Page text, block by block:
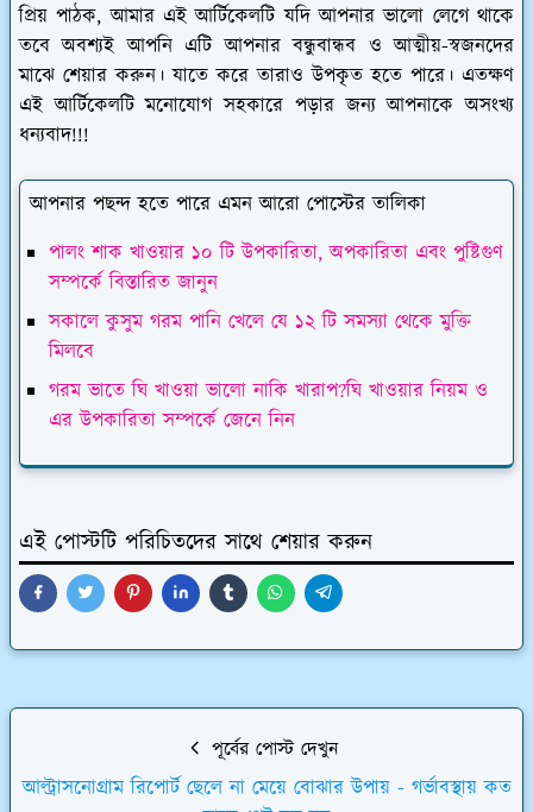
প্রিয় পাঠক, আমার এই আর্টিকেলটি যদি আপনার ভালো লেগে থাকে
তবে অবশ্যই আপনি এটি আপনার বন্ধুবান্ধব ও আত্মীয়-স্বজনদের
মাঝে শেয়ার করুন। যাতে করে তারাও উপকৃত হতে পারে। এতক্ষণ
এই আর্টিকেলটি মনোযোগ সহকারে পড়ার জন্য আপনাকে অসংখ্য
ধন্যবাদ!!!
আপনার পছন্দ হতে পারে এমন আরো পোস্টের তালিকা
পালং শাক খাওয়ার ১০ টি উপকারিতা, অপকারিতা এবং পুষ্টিগুণ
সম্পর্কে বিস্তারিত জানুন
সকালে কুসুম গরম পানি খেলে যে ১২ টি সমস্যা থেকে মুক্তি
মিলবে
গরম ভাতে ঘি খাওয়া ভালো নাকি খারাপ?ঘি খাওয়ার নিয়ম ও
এর উপকারিতা সম্পর্কে জেনে নিন
এই পোস্টটি পরিচিতদের সাথে শেয়ার করুন
পূর্বের পোস্ট দেখুন
আল্ট্রাসনোগ্রাম রিপোর্ট ছেলে না মেয়ে বোঝার উপায় - গর্ভাবস্থায় কত